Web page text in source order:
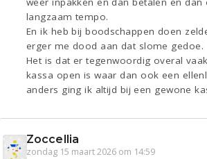
langzaam tempo.
En ik heb bij boodschappen doen
erger me dood aan dat slome gedoe.
Het is dat er tegenwoordig overal
kassa open is waar dan ook een
anders ging ik altijd bij een gewone
Zoccellia
zondag 15 maart 2026 om 14:59